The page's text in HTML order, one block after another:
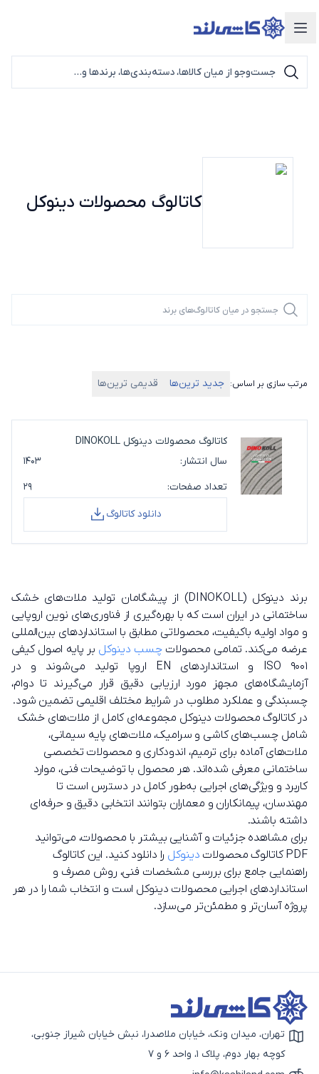
دسته‌بندی محصولات
کاتالوگ محصولات دینوکل
مرتب سازی بر اساس: جدید ترین‌ها قدیمی ترین‌ها
کاتالوگ محصولات دینوکل DINOKOLL
سال انتشار:
۱۴۰۳
تعداد صفحات:
۲۹
دانلود کاتالوگ
برند دینوکل (DINOKOLL) از پیشگامان تولید ملات‌های خشک
ساختمانی در ایران است که با بهره‌گیری از فناوری‌های نوین اروپایی
و مواد اولیه باکیفیت، محصولاتی مطابق با استانداردهای بین‌المللی
عرضه می‌کند. تمامی محصولاتچسب دینوکل بر پایه اصول کیفی
ISO 9001 و استانداردهای EN اروپا تولید می‌شوند و در
آزمایشگاه‌های مجهز مورد ارزیابی دقیق قرار می‌گیرند تا دوام،
چسبندگی و عملکرد مطلوب در شرایط مختلف اقلیمی تضمین شود.
در کاتالوگ محصولات دینوکل مجموعه‌ای کامل از ملات‌های خشک
شامل چسب‌های کاشی و سرامیک، ملات‌های پایه سیمانی،
ملات‌های آماده برای ترمیم، اندودکاری و محصولات تخصصی
ساختمانی معرفی شده‌اند. هر محصول با توضیحات فنی، موارد
کاربرد و ویژگی‌های اجرایی به‌طور کامل در دسترس است تا
مهندسان، پیمانکاران و معماران بتوانند انتخابی دقیق و حرفه‌ای
داشته باشند.
برای مشاهده جزئیات و آشنایی بیشتر با محصولات، می‌توانید
PDF کاتالوگ محصولات
دینوکل را دانلود کنید. این کاتالوگ
راهنمایی جامع برای بررسی مشخصات فنی، روش مصرف و
استانداردهای اجرایی محصولات دینوکل است و انتخاب شما را در هر
پروژه آسان‌تر و مطمئن‌تر می‌سازد.
آیکون نقشه
تهران، میدان ونک، خیابان ملاصدرا، نبش خیابان شیراز جنوبی،
کوچه بهار دوم، پلاک 1، واحد 6 و 7